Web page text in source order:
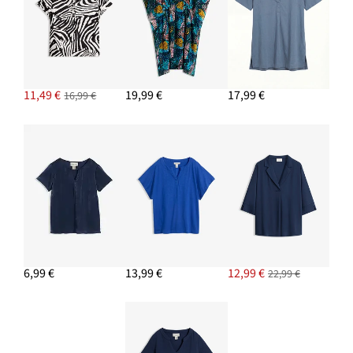
11,49 € 16,99 € 19,99 € 17,99 €
6,99 € 13,99 € 12,99 € 22,99 €